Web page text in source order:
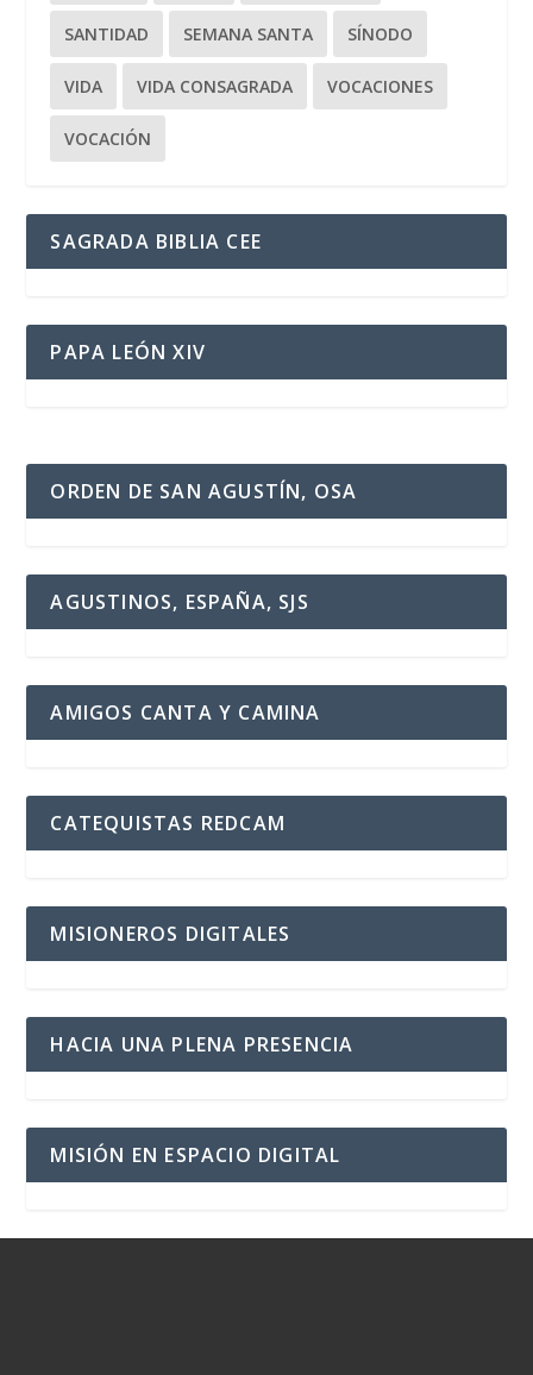
SANTIDAD SEMANA SANTA SÍNODO
VIDA VIDA CONSAGRADA VOCACIONES
VOCACIÓN
SAGRADA BIBLIA CEE
PAPA LEÓN XIV
ORDEN DE SAN AGUSTÍN, OSA
AGUSTINOS, ESPAÑA, SJS
AMIGOS CANTA Y CAMINA
CATEQUISTAS REDCAM
MISIONEROS DIGITALES
HACIA UNA PLENA PRESENCIA
MISIÓN EN ESPACIO DIGITAL